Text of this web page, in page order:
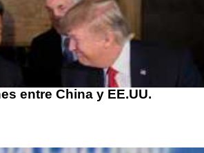
entre China y EE.UU.